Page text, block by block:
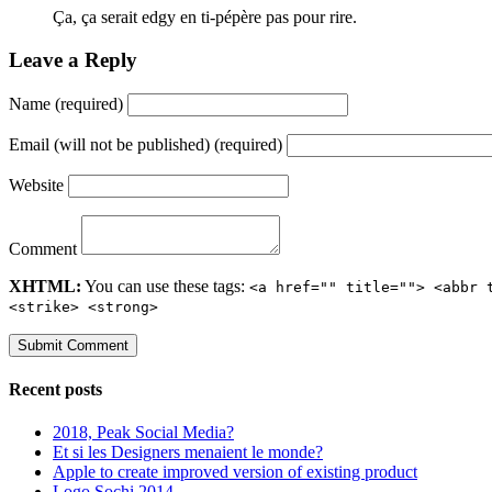
Ça, ça serait edgy en ti-pépère pas pour rire.
Leave a Reply
Name (required)
Email (will not be published) (required)
Website
Comment
XHTML: You can use these tags: <a href="" title=""> <abbr
<strike> <strong>
Recent posts
2018, Peak Social Media?
Et si les Designers menaient le monde?
Apple to create improved version of existing product